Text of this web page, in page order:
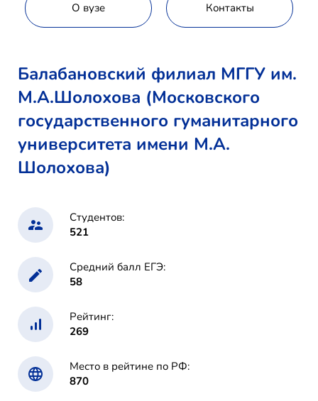
О вузе Контакты
Балабановский филиал МГГУ им.
М.А.Шолохова (Московского
государственного гуманитарного
университета имени М.А.
Шолохова)
Студентов:
521
Средний балл ЕГЭ:
58
Рейтинг:
269
Место в рейтине по РФ:
870